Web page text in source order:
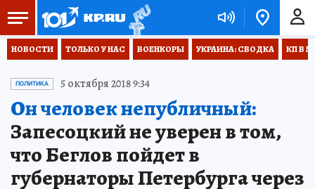
НОВОСТИ ТОЛЬКО У НАС ВОЕНКОРЫ УКРАИНА: СВОДКА КП В
ПОЛИТИКА 5 октября 2018 9:34
Он человек непубличный:
Запесоцкий не уверен в том,
что Беглов пойдет в
губернаторы Петербурга через